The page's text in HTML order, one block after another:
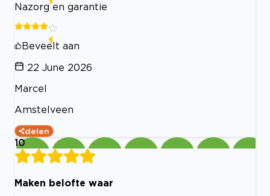
Nazorg en garantie
Beveelt aan
22 June 2026
Marcel
Amstelveen
delen
10
Maken belofte waar